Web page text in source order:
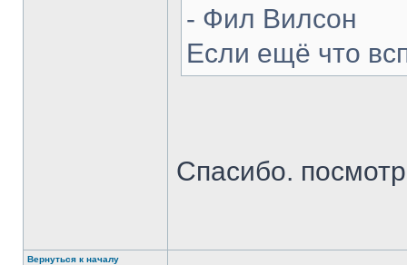
- Фил Вилсон
Если ещё что
Спасибо.
Вернуться к началу